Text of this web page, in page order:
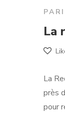
La
La
près
pour